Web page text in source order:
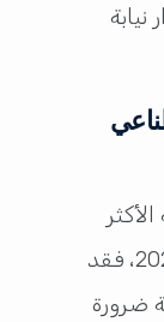
تداولاً في أروقة قمة الويب قطر 2026، فقد
ضرورة